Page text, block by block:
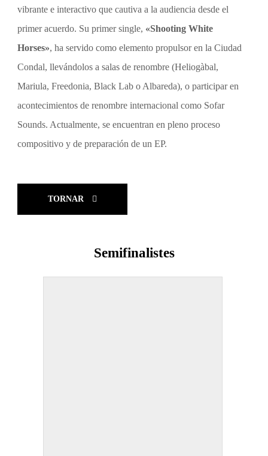
vibrante e interactivo que cautiva a la audiencia desde el
primer acuerdo. Su primer single, «Shooting White
Horses», ha servido como elemento propulsor en la Ciudad
Condal, llevándolos a salas de renombre (Heliogàbal,
Mariula, Freedonia, Black Lab o Albareda), o participar en
acontecimientos de renombre internacional como Sofar
Sounds. Actualmente, se encuentran en pleno proceso
compositivo y de preparación de un EP.
TORNAR
Semifinalistes